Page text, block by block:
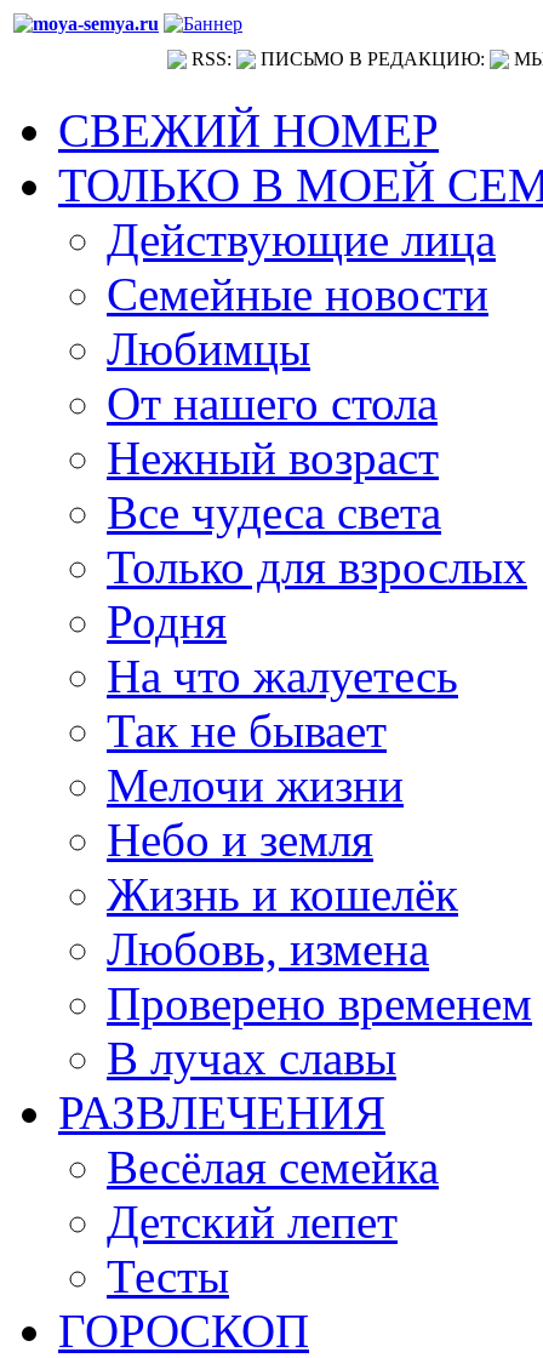
RSS: ПИСЬМО В РЕДАКЦИЮ:
СВЕЖИЙ НОМЕР
ТОЛЬКО В МОЕЙ
Действующие лица
Семейные новости
Любимцы
От нашего стола
Нежный возраст
Все чудеса света
Только для взрослых
Родня
На что жалуетесь
Так не бывает
Мелочи жизни
Небо и земля
Жизнь и кошелёк
Любовь, измена
Проверено временем
В лучах славы
РАЗВЛЕЧЕНИЯ
Весёлая семейка
Детский лепет
Тесты
ГОРОСКОП